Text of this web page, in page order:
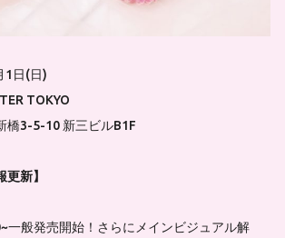
1日(日)
TOKYO
橋3-5-10 新三ビルB1F
更新】
一般発売開始！さらにメインビジュアル解